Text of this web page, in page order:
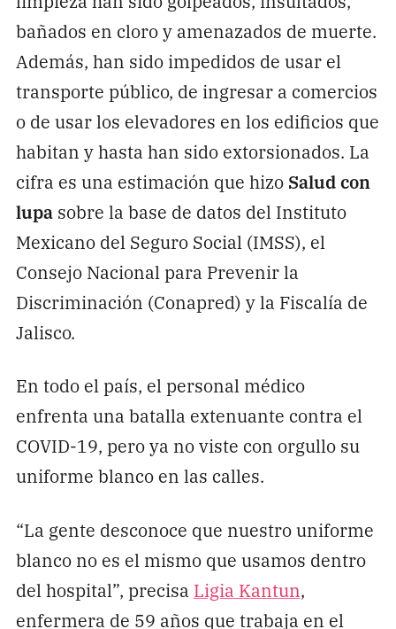
bañados en cloro y amenazados de muerte.
Además, han sido impedidos de usar el
transporte público, de ingresar a comercios
o de usar los elevadores en los edificios que
habitan y hasta han sido extorsionados. La
cifra es una estimación que hizo Salud con
lupasobre la base de datos del Instituto
Mexicano del Seguro Social (IMSS), el
Consejo Nacional para Prevenir la
Discriminación (Conapred) y la Fiscalía de
Jalisco.
En todo el país, el personal médico
enfrenta una batalla extenuante contra el
COVID-19, pero ya no viste con orgullo su
uniforme blanco en las calles.
“La gente desconoce que nuestro uniforme
blanco no es el mismo que usamos dentro
del hospital”, precisa Ligia Kantun,
enfermera de 59 años que trabaja en el